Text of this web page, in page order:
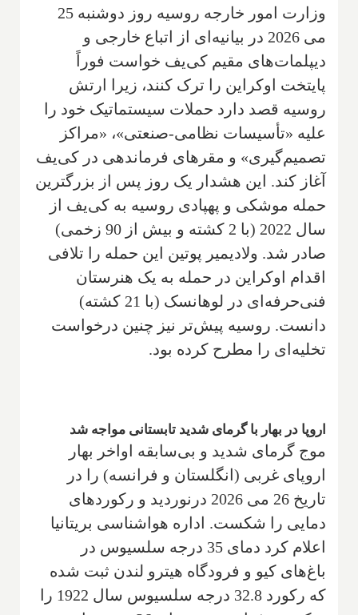
وزارت امور خارجه روسیه روز دوشنبه 25
می 2026 در بیانیه‌ای از اتباع خارجی و
دیپلمات‌های مقیم کی‌یف خواست فوراً
پایتخت اوکراین را ترک کنند، زیرا ارتش
روسیه قصد دارد حملات سیستماتیک خود را
علیه «تأسیسات نظامی-صنعتی»، «مراکز
تصمیم‌گیری» و مقرهای فرماندهی در کی‌یف
آغاز کند. این هشدار یک روز پس از بزرگترین
حمله موشکی و پهپادی روسیه به کی‌یف از
سال 2022 (با 2 کشته و بیش از 90 زخمی)
صادر شد. ولادیمیر پوتین این حمله را تلافی
اقدام اوکراین در حمله به یک هنرستان
فنی‌حرفه‌ای در لوهانسک (با 21 کشته)
دانست. روسیه پیش‌تر نیز چنین درخواست
تخلیه‌ای را مطرح کرده بود.
اروپا در بهار با گرمای شدید تابستانی مواجه شد
موج گرمای شدید و بی‌سابقه اواخر بهار
اروپای غربی (انگلستان و فرانسه) را در
تاریخ 26 می 2026 درنوردید و رکوردهای
دمایی را شکست. اداره هواشناسی بریتانیا
اعلام کرد دمای 35 درجه سلسیوس در
باغ‌های کیو و فرودگاه هیترو لندن ثبت شده
که رکورد 32.8 درجه سلسیوس سال 1922 را